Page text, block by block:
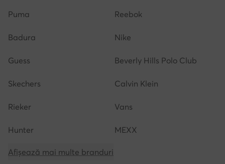
Puma Reebok
Badura Nike
Guess Beverly Hills Polo Club
Skechers Calvin Klein
Rieker Vans
Hunter MEXX
Afișează mai multe branduri